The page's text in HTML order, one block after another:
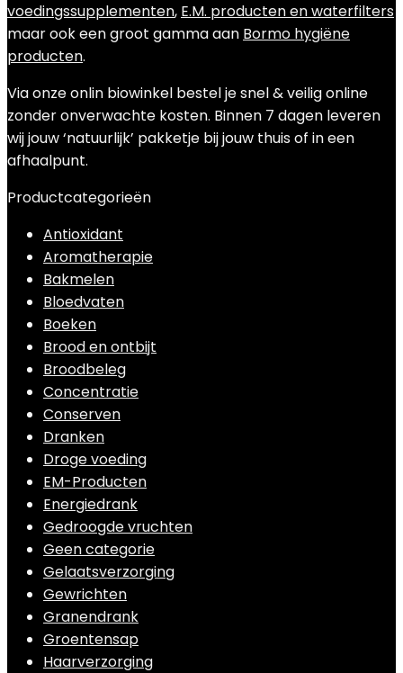
voedingssupplementen, E.M. producten en waterfilters
maar ook een groot gamma aan Bormo hygiëne
producten.
Via onze onlin biowinkel bestel je snel & veilig online
zonder onverwachte kosten. Binnen 7 dagen leveren
wij jouw ‘natuurlijk’ pakketje bij jouw thuis of in een
afhaalpunt.
Productcategorieën
Antioxidant
Aromatherapie
Bakmelen
Bloedvaten
Boeken
Brood en ontbijt
Broodbeleg
Concentratie
Conserven
Dranken
Droge voeding
EM-Producten
Energiedrank
Gedroogde vruchten
Geen categorie
Gelaatsverzorging
Gewrichten
Granendrank
Groentensap
Haarverzorging